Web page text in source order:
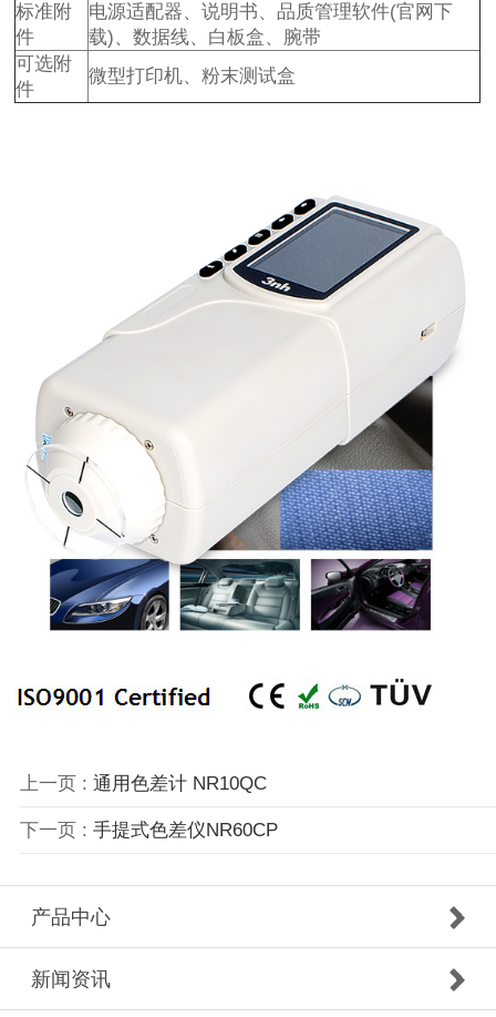
标准附
件
电源适配器、说明书、品质管理软件(官网下
载)、数据线、白板盒、腕带
可选附
件
微型打印机、粉末测试盒
上一页 : 通用色差计 NR10QC
下一页 : 手提式色差仪NR60CP
产品中心
新闻资讯